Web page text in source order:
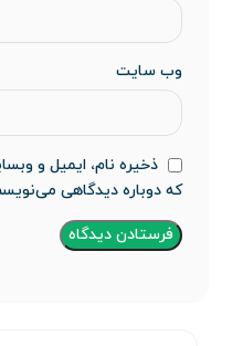
وب‌ سایت
ذخیره نام، ایمیل و
که دوباره دیدگاهی